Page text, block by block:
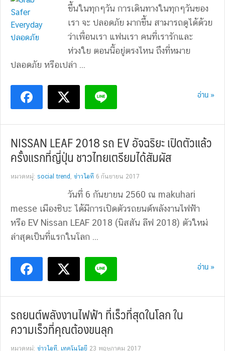
ขึ้นในทุกๆวัน การเดินทางในทุกๆวันของ
เรา จะ ปลอดภัย มากขึ้น สามารถดูได้ด้วย
ว่าเพื่อนเรา แฟนเรา คนที่เรารักและ
ห่วงใย ตอนนี้อยู่ตรงไหน ถึงที่หมาย
ปลอดภัย หรือเปล่า ...
อ่าน »
NISSAN LEAF 2018 รถ EV อัจฉริยะ เปิดตัวแล้ว
ครั้งแรกที่ญี่ปุ่น ชาวไทยเตรียมได้สัมผัส
หมวดหมู่: social trend , ข่าวไอที 6 กันยายน 2017
วันที่ 6 กันยายน 2560 ณ makuhari
messe เมืองชิบะ ได้มีการเปิดตัวรถยนต์พลังงานไฟฟ้า
หรือ EV Nissan LEAF 2018 (นิสสัน ลีฟ 2018) ตัวใหม่
ล่าสุดเป็นที่แรกในโลก ...
อ่าน »
รถยนต์พลังงานไฟฟ้า ที่เร็วที่สุดในโลก ใน
ความเร็วที่คุณต้องขนลุก
หมวดหมู่: ข่าวไอที, เทคโนโลยี 23 พฤษภาคม 2017